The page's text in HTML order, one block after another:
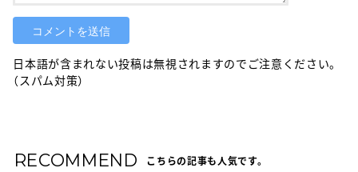
日本語が含まれない投稿は無視されますのでご注意ください。
（スパム対策）
RECOMMEND こちらの記事も人気です。